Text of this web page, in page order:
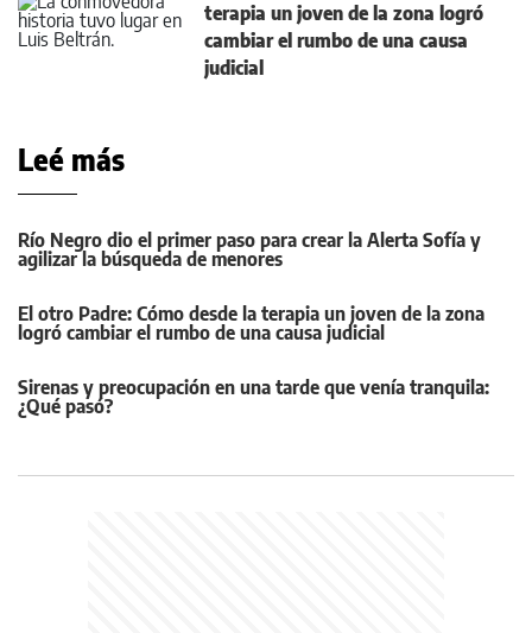
terapia un joven de la zona logró
cambiar el rumbo de una causa
judicial
Leé más
Río Negro dio el primer paso para crear la Alerta Sofía y
agilizar la búsqueda de menores
El otro Padre: Cómo desde la terapia un joven de la zona
logró cambiar el rumbo de una causa judicial
Sirenas y preocupación en una tarde que venía tranquila:
¿Qué pasó?